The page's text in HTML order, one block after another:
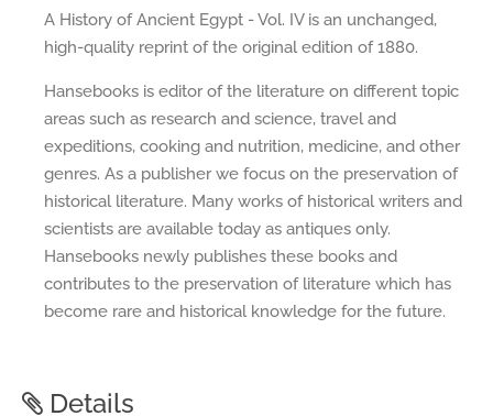
A History of Ancient Egypt - Vol. IV is an unchanged,
high-quality reprint of the original edition of 1880.
Hansebooks is editor of the literature on different topic
areas such as research and science, travel and
expeditions, cooking and nutrition, medicine, and other
genres. As a publisher we focus on the preservation of
historical literature. Many works of historical writers and
scientists are available today as antiques only.
Hansebooks newly publishes these books and
contributes to the preservation of literature which has
become rare and historical knowledge for the future.
Details